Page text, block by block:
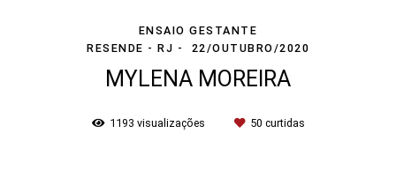
ENSAIO GESTANTE
RESENDE - RJ
22/OUTUBRO/2020
MYLENA MOREIRA
1193 visualizações 50 curtidas